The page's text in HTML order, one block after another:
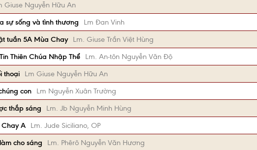
Giuse Nguyễn Hữu An
sự sống và tình thương
Lm Đan Vinh
tuần 5A Mùa Chay
Lm. Giuse Trần Việt Hùng
Thiên Chúa Nhập Thể
Lm. An-tôn Nguyễn Văn Độ
thoại
Lm Giuse Nguyễn Hữu An
con
Lm Nguyễn Xuân Trường
thắp sáng
Lm. Jb Nguyễn Minh Hùng
A
Lm. Jude Siciliano, OP
cho sáng Lm. Phêrô Nguyễn Văn Hương